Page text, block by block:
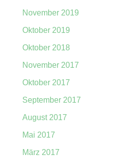
November 2019
Oktober 2019
Oktober 2018
November 2017
Oktober 2017
September 2017
August 2017
Mai 2017
März 2017